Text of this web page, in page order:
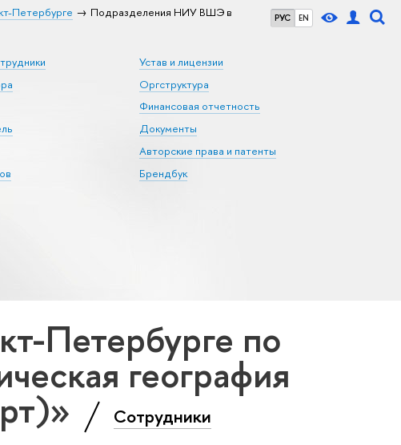
РУС EN
Петербурге
Подразделения НИУ ВШЭ в
Устав и лицензии
Оргструктура
Финансовая отчетность
Документы
Авторские права и патенты
Брендбук
Петербурге по
география
Сотрудники